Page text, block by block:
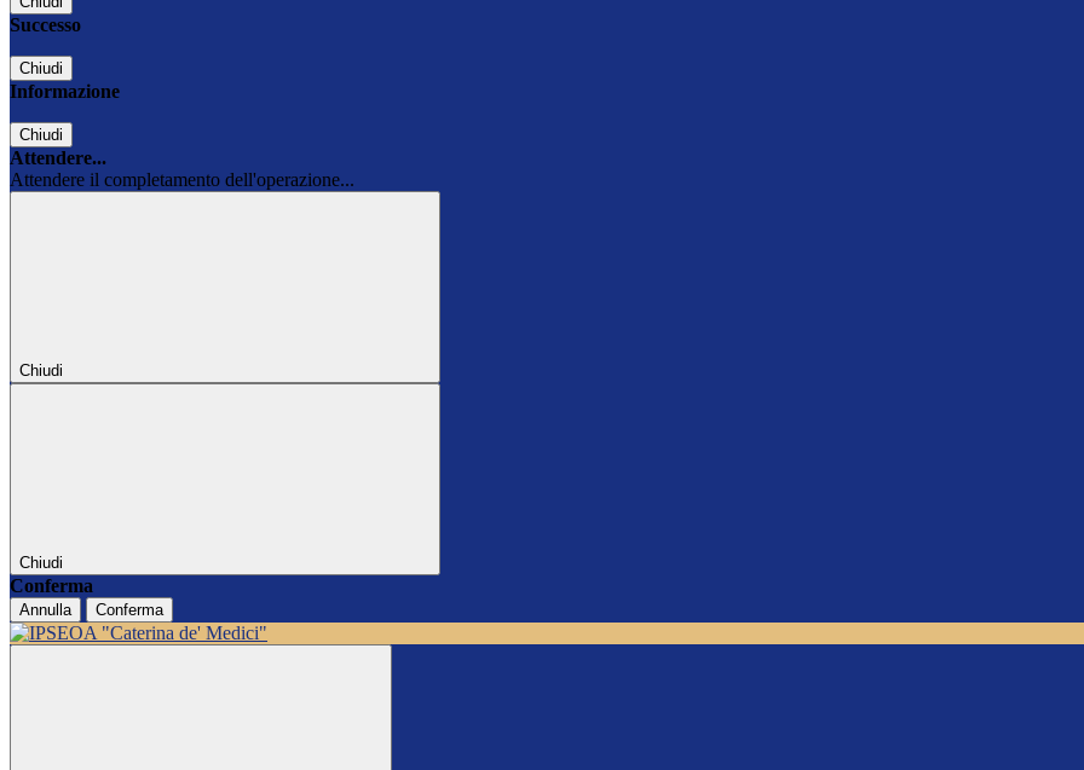
Successo
Chiudi
Informazione
Chiudi
Attendere...
Attendere il completamento dell'operazione...
Chiudi
Chiudi
Conferma
Annulla Conferma